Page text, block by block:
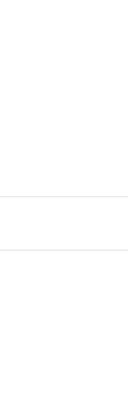
雙人房, 海